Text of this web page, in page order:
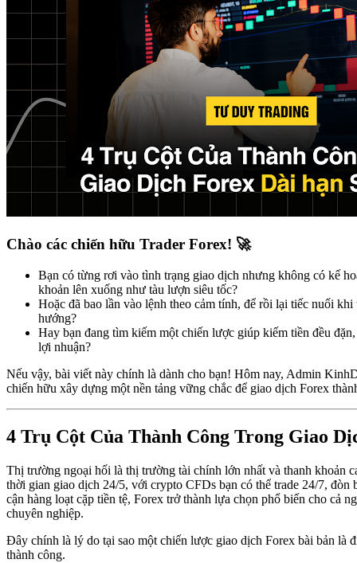
Chào các chiến hữu Trader Forex! 🚀
Bạn có từng rơi vào tình trạng giao dịch nhưng không có kế
khoản lên xuống như tàu lượn siêu tốc?
Hoặc đã bao lần vào lệnh theo cảm tính, để rồi lại tiếc nuối
hướng?
Hay bạn đang tìm kiếm một chiến lược giúp kiếm tiền đều
lợi nhuận?
Nếu vậy, bài viết này chính là dành cho bạn! Hôm nay, Admin
chiến hữu xây dựng một nền tảng vững chắc để giao dịch Forex
4 Trụ Cột Của Thành Công Trong Giao
Thị trường ngoại hối là thị trường tài chính lớn nhất và thanh khoản
thời gian giao dịch 24/5, với crypto CFDs bạn có thể trade 24/7, đòn
cận hàng loạt cặp tiền tệ, Forex trở thành lựa chọn phổ biến cho cả
chuyên nghiệp.
Đây chính là lý do tại sao một chiến lược giao dịch Forex bài bản là
thành công.